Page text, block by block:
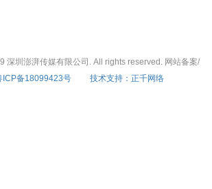
深圳澎湃传媒有限公司. All rights reserved. 网站备案/
ICP备18099423号 技术支持：正千网络